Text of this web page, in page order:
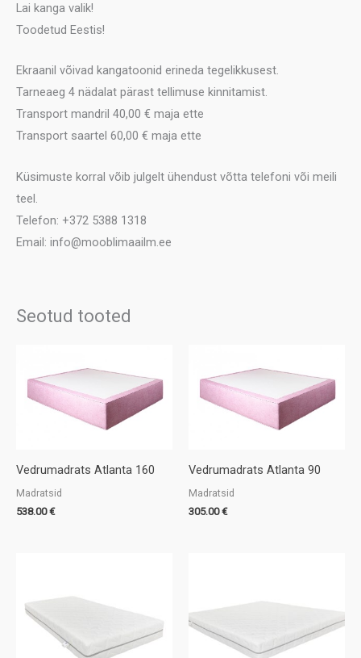
Lai kanga valik!
Toodetud Eestis!
Ekraanil võivad kangatoonid erineda tegelikkusest.
Tarneaeg 4 nädalat pärast tellimuse kinnitamist.
Transport mandril 40,00 € maja ette
Transport saartel 60,00 € maja ette
Küsimuste korral võib julgelt ühendust võtta telefoni või meili
teel.
Telefon: +372 5388 1318
Email: info@mooblimaailm.ee
Seotud tooted
Vedrumadrats Atlanta 160
Madratsid
538.00€
Vedrumadrats Atlanta 90
Madratsid
305.00€